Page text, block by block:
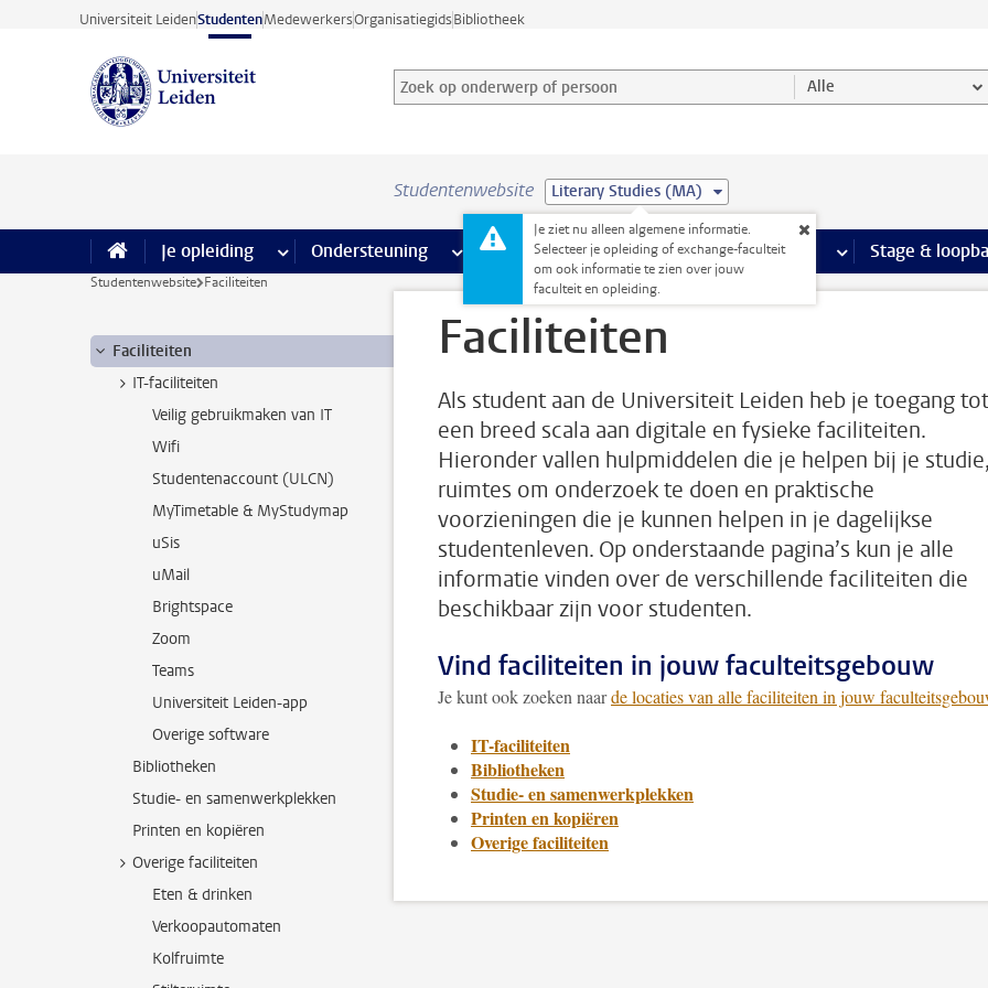
Ga direct naar de inhoud
Universiteit LeidenStudentenMedewerkersOrganisatiegidsBibliotheek
Zoek op onderwerp of persoon en selecteer categorie
Zoekterm Alle
Studentenwebsite Literary Studies (MA)
Je ziet nu alleen algemene informatie.
Selecteer je opleiding of exchange-faculteit
om ook informatie te zien over jouw
faculteit en opleiding.
Je opleiding meer Je opleiding pagina’s
Ondersteuning meer Ondersteuning pagina’s
Faciliteiten meer Faciliteiten pagina’s
Extra studieactiviteiten meer Extra
Stage &
Studentenwebsite Faciliteiten
Faciliteiten
IT-faciliteiten
Veilig gebruikmaken van IT
Wifi
Studentenaccount (ULCN)
MyTimetable & MyStudymap
uSis
uMail
Brightspace
Zoom
Teams
Universiteit Leiden-app
Overige software
Bibliotheken
Studie- en samenwerkplekken
Printen en kopiëren
Overige faciliteiten
Eten & drinken
Verkoopautomaten
Kolfruimte
Faciliteiten
Als student aan de Universiteit Leiden heb je toegang tot
een breed scala aan digitale en fysieke faciliteiten.
Hieronder vallen hulpmiddelen die je helpen bij je studie,
ruimtes om onderzoek te doen en praktische
voorzieningen die je kunnen helpen in je dagelijkse
studentenleven. Op onderstaande pagina’s kun je alle
informatie vinden over de verschillende faciliteiten die
beschikbaar zijn voor studenten.
Vind faciliteiten in jouw faculteitsgebouw
Je kunt ook zoeken naarde locaties van alle faciliteiten in jouw
IT-faciliteiten
Bibliotheken
Studie- en samenwerkplekken
Printen en kopiëren
Overige faciliteiten